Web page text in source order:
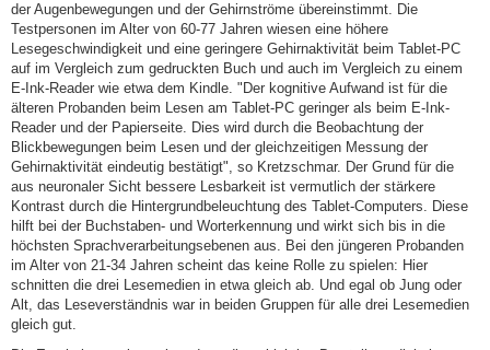
der Augenbewegungen und der Gehirnströme übereinstimmt. Die
Testpersonen im Alter von 60-77 Jahren wiesen eine höhere
Lesegeschwindigkeit und eine geringere Gehirnaktivität beim Tablet-PC
auf im Vergleich zum gedruckten Buch und auch im Vergleich zu einem
E-Ink-Reader wie etwa dem Kindle. "Der kognitive Aufwand ist für die
älteren Probanden beim Lesen am Tablet-PC geringer als beim E-Ink-
Reader und der Papierseite. Dies wird durch die Beobachtung der
Blickbewegungen beim Lesen und der gleichzeitigen Messung der
Gehirnaktivität eindeutig bestätigt", so Kretzschmar. Der Grund für die
aus neuronaler Sicht bessere Lesbarkeit ist vermutlich der stärkere
Kontrast durch die Hintergrundbeleuchtung des Tablet-Computers. Diese
hilft bei der Buchstaben- und Worterkennung und wirkt sich bis in die
höchsten Sprachverarbeitungsebenen aus. Bei den jüngeren Probanden
im Alter von 21-34 Jahren scheint das keine Rolle zu spielen: Hier
schnitten die drei Lesemedien in etwa gleich ab. Und egal ob Jung oder
Alt, das Leseverständnis war in beiden Gruppen für alle drei Lesemedien
gleich gut.